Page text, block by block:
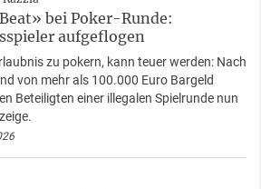
bei Poker-Runde:
aufgeflogen
zu pokern, kann teuer werden: Nach
von mehr als 100.000 Euro Bargeld
Beteiligten einer illegalen Spielrunde nun